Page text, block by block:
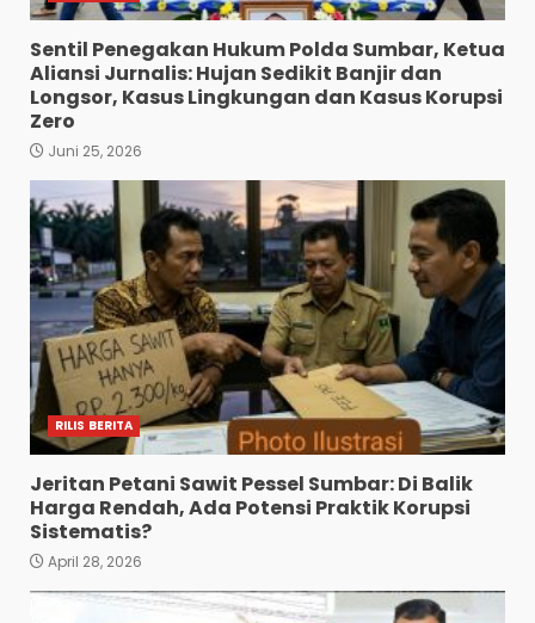
Sentil Penegakan Hukum Polda Sumbar, Ketua
Aliansi Jurnalis: Hujan Sedikit Banjir dan
Longsor, Kasus Lingkungan dan Kasus Korupsi
Zero
Juni 25, 2026
RILIS BERITA
Jeritan Petani Sawit Pessel Sumbar: Di Balik
Harga Rendah, Ada Potensi Praktik Korupsi
Sistematis?
April 28, 2026